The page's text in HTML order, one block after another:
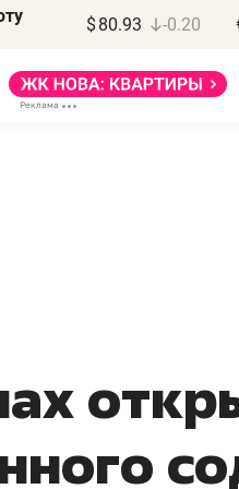
$ 80.93 -0.20
бизнес может
минимум